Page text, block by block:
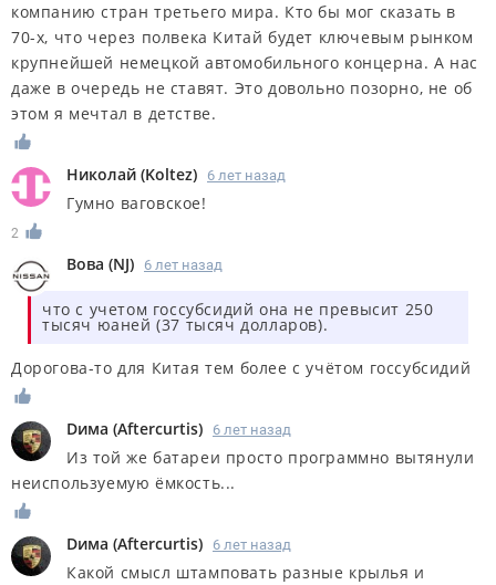
компанию стран третьего мира. Кто бы мог сказать в
70-х, что через полвека Китай будет ключевым рынком
крупнейшей немецкой автомобильного концерна. А нас
даже в очередь не ставят. Это довольно позорно, не об
этом я мечтал в детстве.
Николай (Koltez) 6 лет назад
Гумно ваговское!
2
Вова (NJ) 6 лет назад
что с учетом госсубсидий она не превысит 250
тысяч юаней (37 тысяч долларов).
Дорогова-то для Китая тем более с учётом госсубсидий
Dима (Aftercurtis) 6 лет назад
Из той же батареи просто программно вытянули
неиспользуемую ёмкость...
Dима (Aftercurtis) 6 лет назад
Какой смысл штамповать разные крылья и